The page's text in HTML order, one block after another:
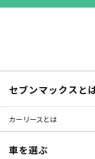
セブンマックスと
カーリースとは
車を選ぶ